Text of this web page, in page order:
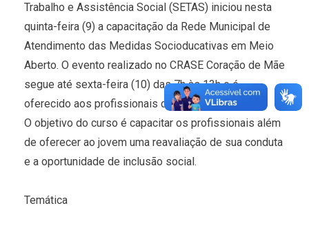
Trabalho e Assistência Social (SETAS) iniciou nesta
quinta-feira (9) a capacitação da Rede Municipal de
Atendimento das Medidas Socioducativas em Meio
Aberto. O evento realizado no CRASE Coração de Mãe
segue até sexta-feira (10) das 7h às 13h e é
oferecido aos profissionais da área.
O objetivo do curso é capacitar os profissionais além
de oferecer ao jovem uma reavaliação de sua conduta
e a oportunidade de inclusão social.
Temática